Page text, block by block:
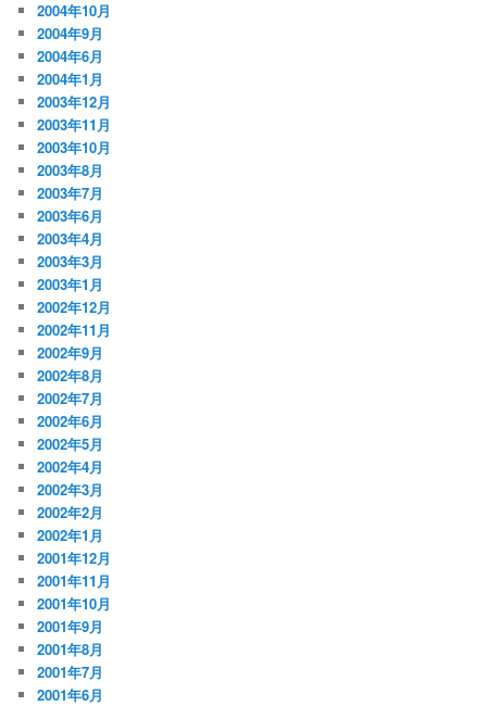
2004年10月
2004年9月
2004年6月
2004年1月
2003年12月
2003年11月
2003年10月
2003年8月
2003年7月
2003年6月
2003年4月
2003年3月
2003年1月
2002年12月
2002年11月
2002年9月
2002年8月
2002年7月
2002年6月
2002年5月
2002年4月
2002年3月
2002年2月
2002年1月
2001年12月
2001年11月
2001年10月
2001年9月
2001年8月
2001年7月
2001年6月